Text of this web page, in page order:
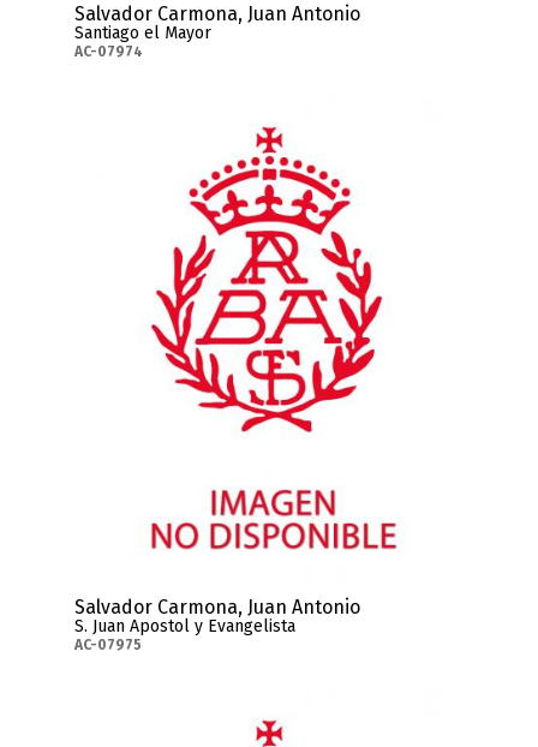
Salvador Carmona, Juan Antonio
Santiago el Mayor
AC-07974
Salvador Carmona, Juan Antonio
S. Juan Apostol y Evangelista
AC-07975